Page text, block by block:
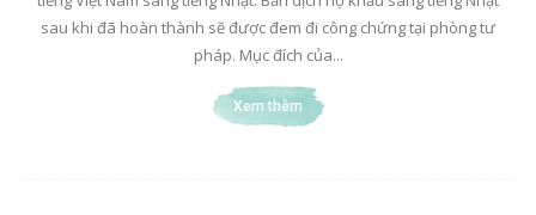
sau khi đã hoàn thành sẽ được đem đi công chứng tại phòng tư
pháp. Mục đích của...
Xem thêm